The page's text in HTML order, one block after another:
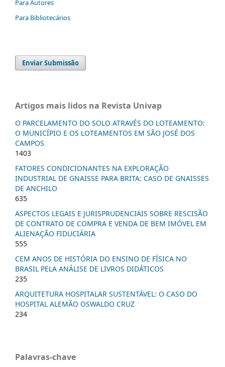
Para Autores
Para Bibliotecários
Enviar Submissão
Artigos mais lidos na Revista Univap
O PARCELAMENTO DO SOLO ATRAVÉS DO LOTEAMENTO:
O MUNICÍPIO E OS LOTEAMENTOS EM SÃO JOSÉ DOS
CAMPOS
1403
FATORES CONDICIONANTES NA EXPLORAÇÃO
INDUSTRIAL DE GNAISSE PARA BRITA: CASO DE GNAISSES
DE ANCHILO
635
ASPECTOS LEGAIS E JURISPRUDENCIAIS SOBRE RESCISÃO
DE CONTRATO DE COMPRA E VENDA DE BEM IMÓVEL EM
ALIENAÇÃO FIDUCIÁRIA
555
CEM ANOS DE HISTÓRIA DO ENSINO DE FÍSICA NO
BRASIL PELA ANÁLISE DE LIVROS DIDÁTICOS
235
ARQUITETURA HOSPITALAR SUSTENTÁVEL: O CASO DO
HOSPITAL ALEMÃO OSWALDO CRUZ
234
Palavras-chave